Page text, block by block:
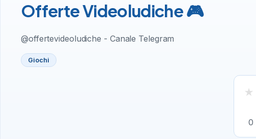
Offerte Videoludiche 🎮
@offertevideoludiche - Canale Telegram
Giochi
★
0